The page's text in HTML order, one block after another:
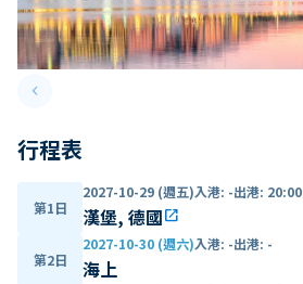
keyboard_arrow_leftPrevious slide
行程表
第1日
2027-10-29 (週五)入港: -出港: 20:00
漢堡, 德國open_in_new
第2日
2027-10-30 (週六)入港: -出港: -
海上